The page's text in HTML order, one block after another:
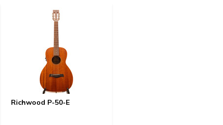
Richwood P-50-E